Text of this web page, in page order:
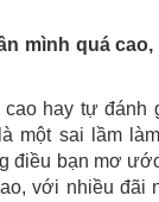
mình quá cao,
hay tự đánh
một sai lầm
điều bạn mơ
với nhiều đãi